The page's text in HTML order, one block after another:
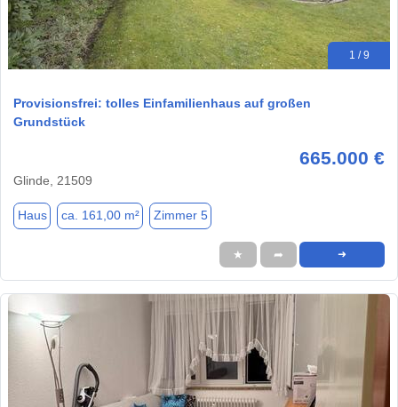
1 / 9
Provisionsfrei: tolles Einfamilienhaus auf großen
Grundstück
665.000 €
Glinde, 21509
Haus ca. 161,00 m² Zimmer 5
★ ➦ ➜